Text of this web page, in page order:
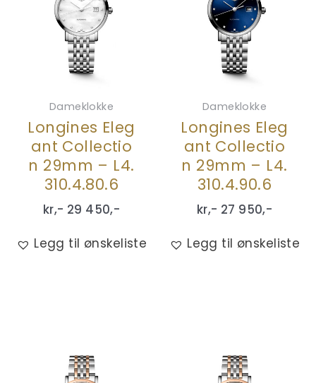
Dameklokke
Longines Eleg
ant Collectio
n 29mm – L4.
310.4.80.6
kr,- 29 450,-
Legg til ønskeliste
Dameklokke
Longines Eleg
ant Collectio
n 29mm – L4.
310.4.90.6
kr,- 27 950,-
Legg til ønskeliste